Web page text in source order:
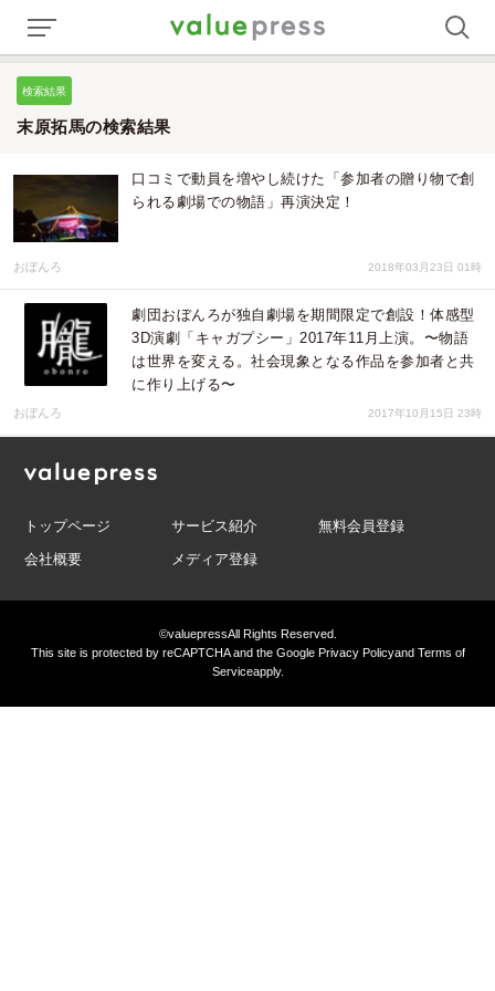
検索結果
末原拓馬の検索結果
口コミで動員を増やし続けた「参加者の贈り物で創
られる劇場での物語」再演決定！
おぼんろ 2018年03月23日 01時
劇団おぼんろが独自劇場を期間限定で創設！体感型
3D演劇「キャガプシー」2017年11月上演。〜物語
は世界を変える。社会現象となる作品を参加者と共
に作り上げる〜
おぼんろ 2017年10月15日 23時
トップページ サービス紹介
無料会員登録
会社概要
メディア登録
©valuepressAll Rights Reserved.
This site is protected by reCAPTCHA and the GooglePrivacy Policyand Terms of
Serviceapply.